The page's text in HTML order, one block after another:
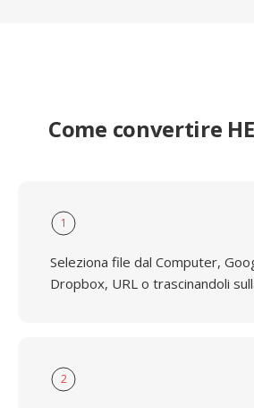
Come convertire
1
Seleziona file dal Computer,
Dropbox, URL o trascinandoli
2